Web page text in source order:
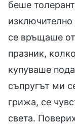
беше
изключително
се връщаше
празник,
купуваше
съпругът ми
грижа, се
света.